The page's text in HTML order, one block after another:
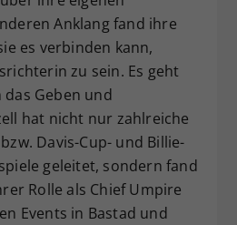
Anklang fand ihre
es verbinden kann,
zu sein. Es geht
Geben und
hat nicht nur zahlreiche
Davis-Cup- und Billie-
geleitet, sondern fand
Rolle als Chief Umpire
Events in Bastad und